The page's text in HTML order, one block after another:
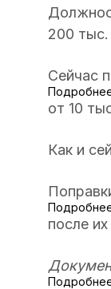
200
Сейчас
от 10
Как и
после